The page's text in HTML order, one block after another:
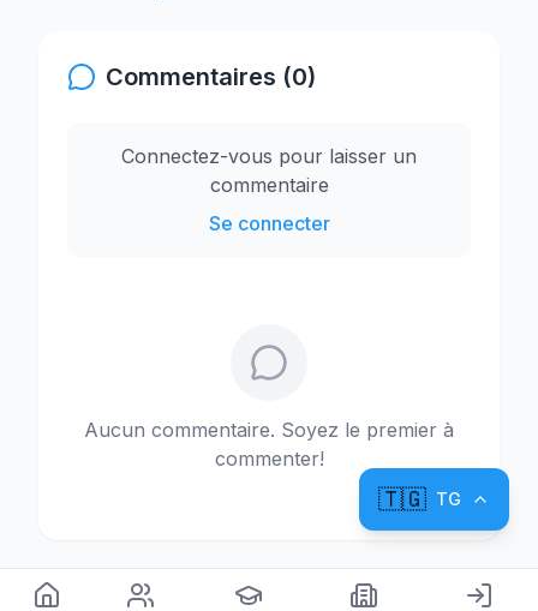
Commentaires (0)
Connectez-vous pour laisser un
commentaire
Se connecter
Aucun commentaire. Soyez le premier à
commenter!
🇹🇬 TG